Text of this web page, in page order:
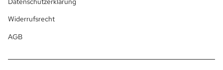
Widerrufsrecht
AGB